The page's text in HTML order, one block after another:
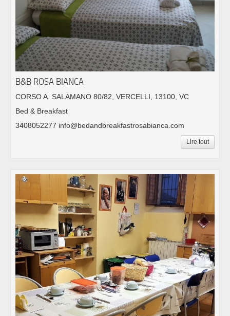
B&B ROSA BIANCA
CORSO A. SALAMANO 80/82, VERCELLI, 13100, VC
Bed & Breakfast
3408052277 info@bedandbreakfastrosabianca.com
Lire tout